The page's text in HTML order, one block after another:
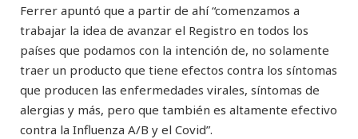
Ferrer apuntó que a partir de ahí “comenzamos a
trabajar la idea de avanzar el Registro en todos los
países que podamos con la intención de, no solamente
traer un producto que tiene efectos contra los síntomas
que producen las enfermedades virales, síntomas de
alergias y más, pero que también es altamente efectivo
contra la Influenza A/B y el Covid”.